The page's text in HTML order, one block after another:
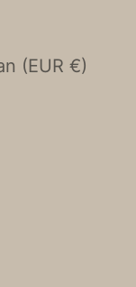
État de la Cité du Vatican (EUR €)